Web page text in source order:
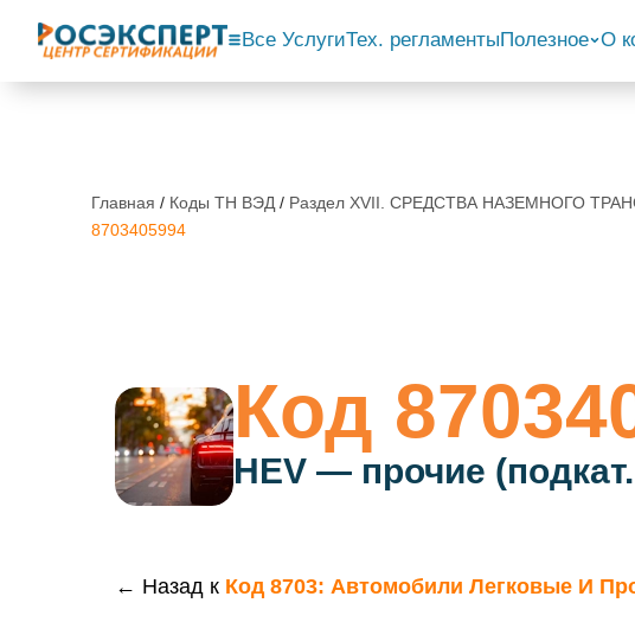
Все УслугиТех. регламенты Полезное О
Главная / Коды ТН ВЭД / Раздел XVII. СРЕДСТВА НАЗЕМНОГО
8703405994
Код
HEV — прочие
← Назад к Код 8703: Автомобили Легковые И